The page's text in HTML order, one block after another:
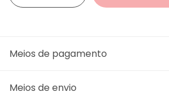
Meios de pagamento
Meios de envio